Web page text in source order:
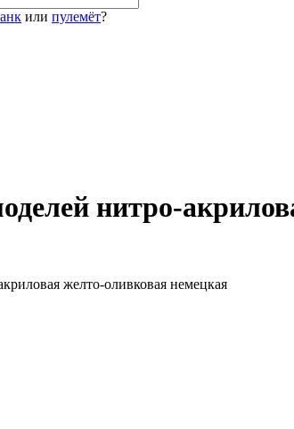
или пулемёт?
нитро-
желто-оливковая немецкая